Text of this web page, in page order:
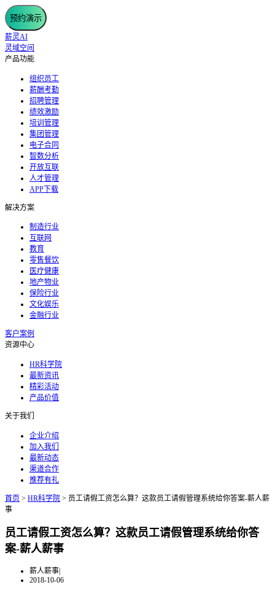
预约演示
薪灵AI
灵域空间
产品功能
组织员工
薪酬考勤
招聘管理
绩效激励
培训管理
集团管理
电子合同
智数分析
开放互联
人才管理
APP下载
解决方案
制造行业
互联网
教育
零售餐饮
医疗健康
地产物业
保险行业
文化娱乐
金融行业
客户案例
资源中心
HR科学院
最新资讯
精彩活动
产品价值
关于我们
企业介绍
加入我们
最新动态
渠道合作
推荐有礼
首页 > HR科学院 > 员工请假工资怎么算？这款员工请假管理系统给你答案-薪人薪
事
员工请假工资怎么算？这款员工请假管理系统给你答
案-薪人薪事
薪人薪事|
2018-10-06